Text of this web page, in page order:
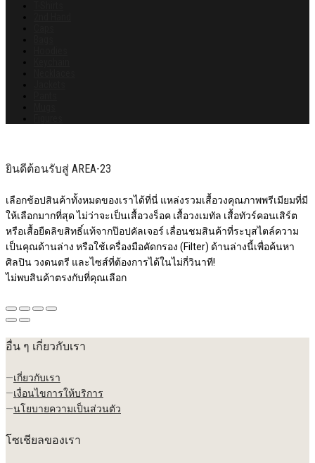
ยินดีต้อนรับสู่ AREA-23
เลือกช้อปสินค้าทั้งหมดของเราได้ที่นี่ แหล่งรวมเสื้อวงคุณภาพพรีเมียมที่มี
ให้เลือกมากที่สุด ไม่ว่าจะเป็นเสื้อวงร็อค เสื้อวงเมทัล เสื้อทัวร์คอนเสิร์ต
หรือเสื้อยืดลิขสิทธิ์แท้จากป๊อปคัลเจอร์ เลื่อนชมสินค้าที่ระบุสไตล์ความ
เป็นคุณด้านล่าง หรือใช้เครื่องมือคัดกรอง (Filter) ด้านล่างนี้เพื่อค้นหา
ศิลปิน วงดนตรี และไซส์ที่ต้องการได้ในไม่กี่วินาที!
ไม่พบสินค้าตรงกับที่คุณเลือก
อื่น ๆ เกี่ยวกับเรา
—เกี่ยวกับเรา
—เงื่อนไขการให้บริการ
—นโยบายความเป็นส่วนตัว
โซเชียลของเรา